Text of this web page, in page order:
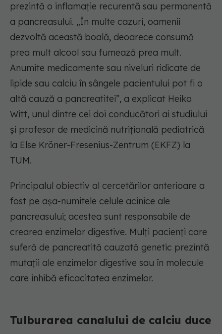
prezintă o inflamație recurentă sau permanentă
a pancreasului. „În multe cazuri, oamenii
dezvoltă această boală, deoarece consumă
prea mult alcool sau fumează prea mult.
Anumite medicamente sau niveluri ridicate de
lipide sau calciu în sângele pacientului pot fi o
altă cauză a pancreatitei”, a explicat Heiko
Witt, unul dintre cei doi conducători ai studiului
și profesor de medicină nutrițională pediatrică
la Else Kröner-Fresenius-Zentrum (EKFZ) la
TUM.
Principalul obiectiv al cercetărilor anterioare a
fost pe așa-numitele celule acinice ale
pancreasului; acestea sunt responsabile de
crearea enzimelor digestive. Mulți pacienți care
suferă de pancreatită cauzată genetic prezintă
mutații ale enzimelor digestive sau în molecule
care inhibă eficacitatea enzimelor.
Tulburarea canalului de calciu duce